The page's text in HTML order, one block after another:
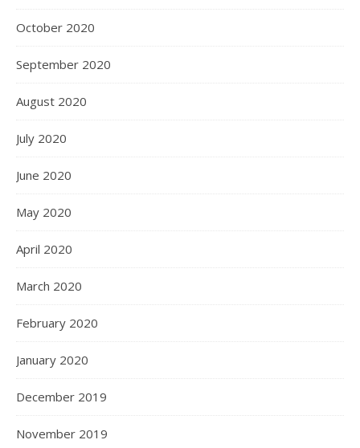
October 2020
September 2020
August 2020
July 2020
June 2020
May 2020
April 2020
March 2020
February 2020
January 2020
December 2019
November 2019